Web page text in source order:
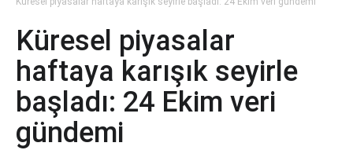
Küresel piyasalar
haftaya karışık seyirle
başladı: 24 Ekim veri
gündemi